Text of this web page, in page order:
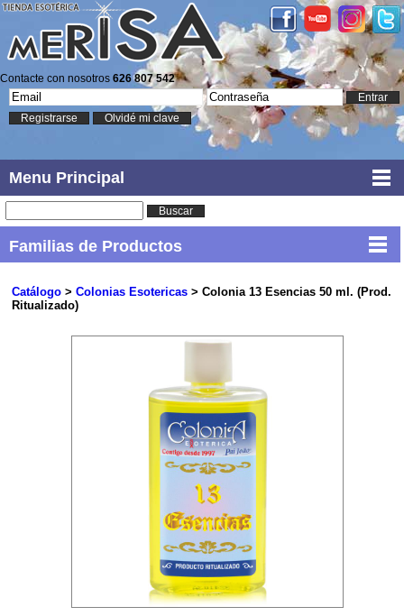
Contacte con nosotros 626 807 542
Entrar
Registrarse
Olvidé mi clave
Menu Principal
Buscar
Familias de Productos
Catálogo> Colonias Esotericas> Colonia 13 Esencias 50 ml. (Prod.
Ritualizado)